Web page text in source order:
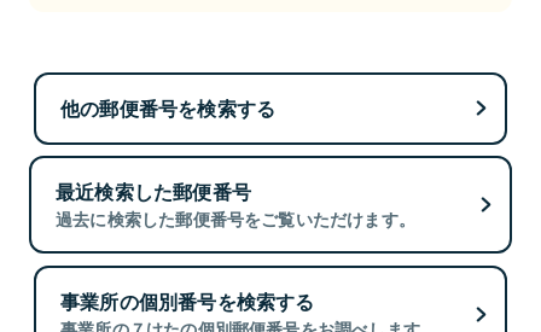
他の郵便番号を検索する
最近検索した郵便番号
過去に検索した郵便番号をご覧いただけます。
事業所の個別番号を検索する